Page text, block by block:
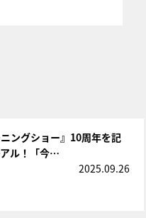
ニングショー』10周年を記
ル！「今…
2025.09.26